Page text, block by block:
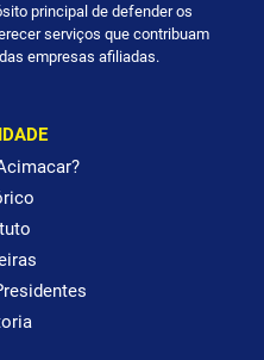
principal de defender os
serviços que contribuam
empresas afiliadas.